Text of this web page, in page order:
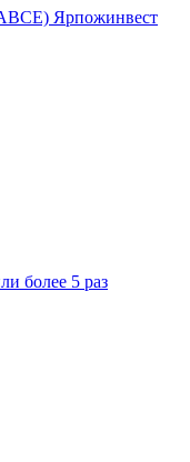
Ярпожинвест
более 5 раз